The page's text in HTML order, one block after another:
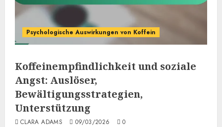
Psychologische Auswirkungen von Koffein
Koffeinempfindlichkeit und soziale
Angst: Auslöser,
Bewältigungsstrategien,
Unterstützung
CLARA ADAMS 09/03/2026 0